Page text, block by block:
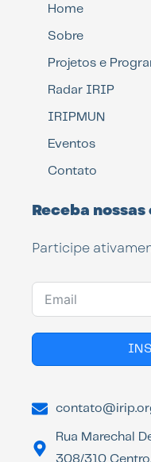
Home
Sobre
Projetos e
Radar IRIP
IRIPMUN
Eventos
Contato
Receba
Participe
Rua Marechal
308/310